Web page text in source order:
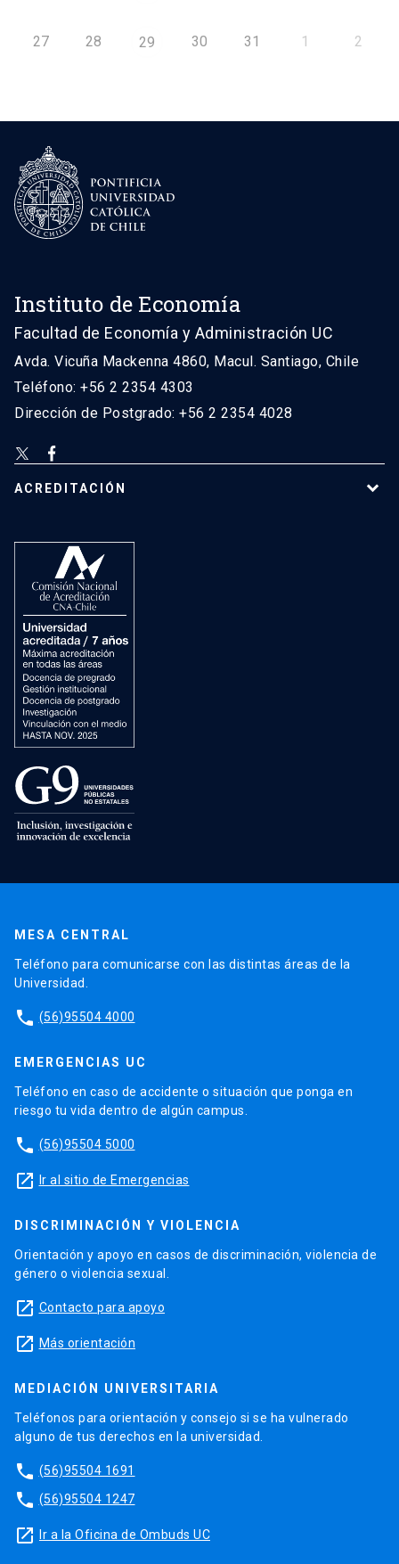
27 28 29 30 31 1 2
Instituto de Economía
Facultad de Economía y Administración UC
Avda. Vicuña Mackenna 4860, Macul. Santiago, Chile
Teléfono: +56 2 2354 4303
Dirección de Postgrado: +56 2 2354 4028
ACREDITACIÓN
MESA CENTRAL
Teléfono para comunicarse con las distintas áreas de la
Universidad.
phone (56)95504 4000
EMERGENCIAS UC
Teléfono en caso de accidente o situación que ponga en
riesgo tu vida dentro de algún campus.
phone (56)95504 5000
launch Ir al sitio de Emergencias
DISCRIMINACIÓN Y VIOLENCIA
Orientación y apoyo en casos de discriminación, violencia de
género o violencia sexual.
launch Contacto para apoyo
launch Más orientación
MEDIACIÓN UNIVERSITARIA
Teléfonos para orientación y consejo si se ha vulnerado
alguno de tus derechos en la universidad.
phone (56)95504 1691
phone (56)95504 1247
launch Ir a la Oficina de Ombuds UC